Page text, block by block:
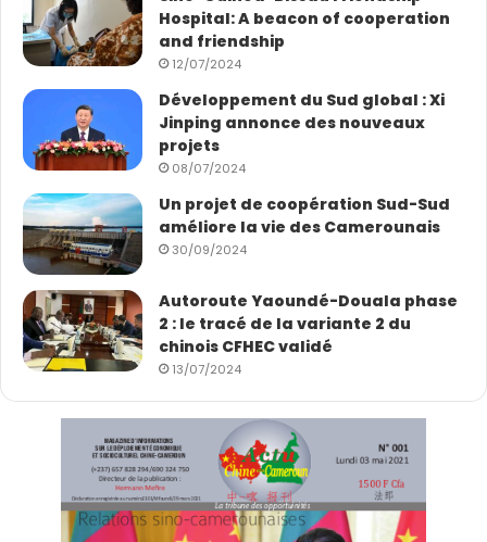
Hospital: A beacon of cooperation
and friendship
12/07/2024
Développement du Sud global : Xi
Jinping annonce des nouveaux
projets
08/07/2024
Un projet de coopération Sud-Sud
améliore la vie des Camerounais
30/09/2024
Autoroute Yaoundé-Douala phase
2 : le tracé de la variante 2 du
chinois CFHEC validé
13/07/2024